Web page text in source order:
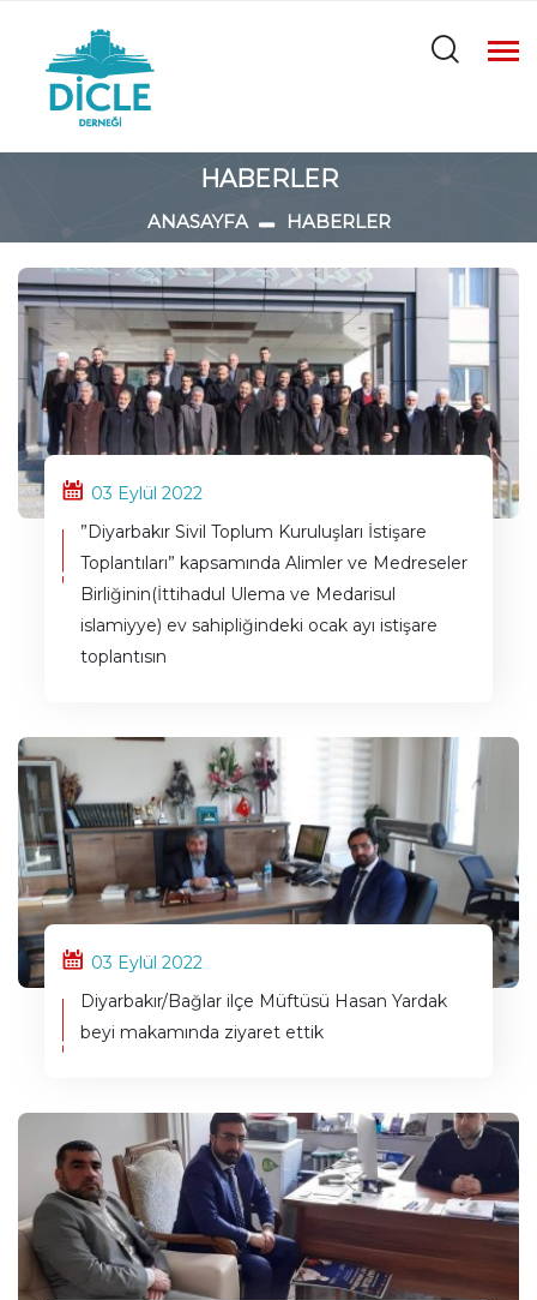
HABERLER
ANASAYFA HABERLER
03 Eylül 2022
”Diyarbakır Sivil Toplum Kuruluşları İstişare
Toplantıları” kapsamında Alimler ve Medreseler
Birliğinin(İttihadul Ulema ve Medarisul
islamiyye) ev sahipliğindeki ocak ayı istişare
toplantısın
03 Eylül 2022
Diyarbakır/Bağlar ilçe Müftüsü Hasan Yardak
beyi makamında ziyaret ettik